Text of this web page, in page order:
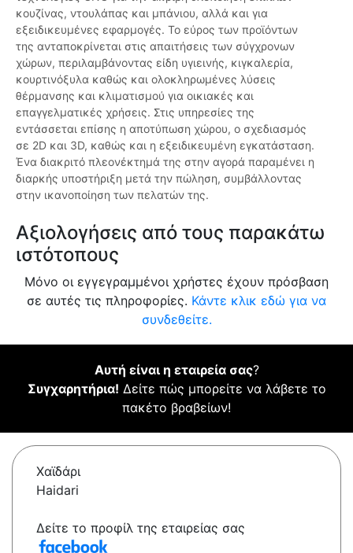
κουζίνας, ντουλάπας και μπάνιου, αλλά και για
εξειδικευμένες εφαρμογές. Το εύρος των προϊόντων
της ανταποκρίνεται στις απαιτήσεις των σύγχρονων
χώρων, περιλαμβάνοντας είδη υγιεινής, κιγκαλερία,
κουρτινόξυλα καθώς και ολοκληρωμένες λύσεις
θέρμανσης και κλιματισμού για οικιακές και
επαγγελματικές χρήσεις. Στις υπηρεσίες της
εντάσσεται επίσης η αποτύπωση χώρου, ο σχεδιασμός
σε 2D και 3D, καθώς και η εξειδικευμένη εγκατάσταση.
Ένα διακριτό πλεονέκτημά της στην αγορά παραμένει η
διαρκής υποστήριξη μετά την πώληση, συμβάλλοντας
στην ικανοποίηση των πελατών της.
Αξιολογήσεις από τους παρακάτω
ιστότοπους
Μόνο οι εγγεγραμμένοι χρήστες έχουν πρόσβαση
σε αυτές τις πληροφορίες. Κάντε κλικ εδώ για να
συνδεθείτε.
Αυτή είναι η εταιρεία σας?
Συγχαρητήρια! Δείτε πώς μπορείτε να λάβετε το
πακέτο βραβείων!
Χαϊδάρι
Haidari
Δείτε το προφίλ της εταιρείας σας